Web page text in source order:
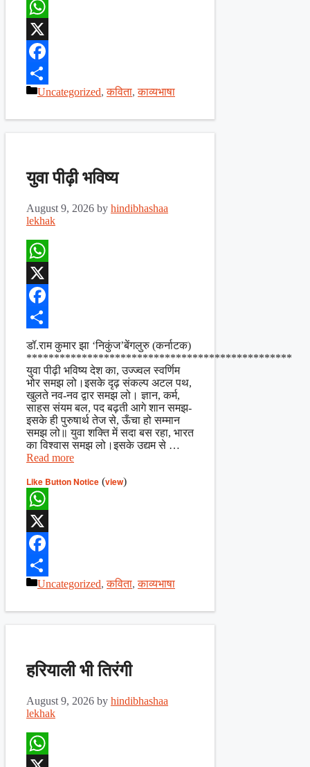
WhatsApp
X
Facebook
Share
Categories
Uncategorized,कविता,काव्यभाषा
युवा पीढ़ी भविष्य
August 9, 2026 by hindibhashaa
lekhak
WhatsApp
X
Facebook
Share
डॉ.राम कुमार झा ‘निकुंज’बेंगलुरु (कर्नाटक)
************************************************
युवा पीढ़ी भविष्य देश का, उज्ज्वल स्वर्णिम
भोर समझ लो।इसके दृढ़ संकल्प अटल पथ,
खुलते नव-नव द्वार समझ लो। ज्ञान, कर्म,
साहस संयम बल, पद बढ़ती आगे शान समझ-
इसके ही पुरुषार्थ तेज से, ऊँचा हो सम्मान
समझ लो॥ युवा शक्ति में सदा बस रहा, भारत
का विश्वास समझ लो।इसके उद्यम से …
Read more
Like Button Notice (view)
WhatsApp
X
Facebook
Share
Categories
Uncategorized,कविता,काव्यभाषा
हरियाली भी तिरंगी
August 9, 2026 by hindibhashaa
lekhak